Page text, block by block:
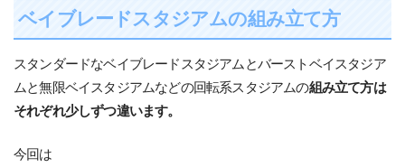
ベイブレードスタジアムの組み立て方
スタンダードなベイブレードスタジアムとバーストベイスタジア
ムと無限ベイスタジアムなどの回転系スタジアムの組み立て方は
それぞれ少しずつ違います。
今回は